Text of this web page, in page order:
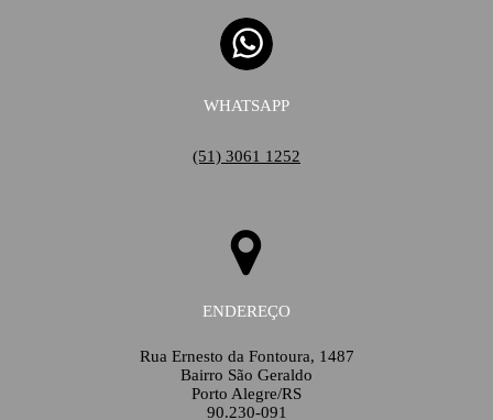
WHATSAPP
(51) 3061 1252
ENDEREÇO
Rua Ernesto da Fontoura, 1487
Bairro São Geraldo
Porto Alegre/RS
90.230-091